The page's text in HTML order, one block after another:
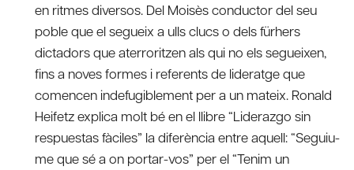
en ritmes diversos. Del Moisès conductor del seu
poble que el segueix a ulls clucs o dels fürhers
dictadors que aterroritzen als qui no els segueixen,
fins a noves formes i referents de lideratge que
comencen indefugiblement per a un mateix. Ronald
Heifetz explica molt bé en el llibre “Liderazgo sin
respuestas fàciles” la diferència entre aquell: “Seguiu-
me que sé a on portar-vos” per el “Tenim un